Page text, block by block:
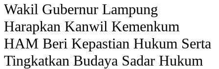
Wakil Gubernur Lampung
Harapkan Kanwil Kemenkum
HAM Beri Kepastian Hukum Serta
Tingkatkan Budaya Sadar Hukum